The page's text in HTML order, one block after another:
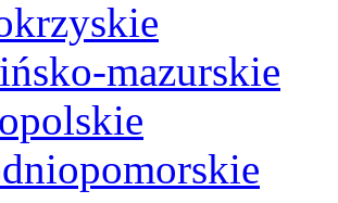
mazurskie